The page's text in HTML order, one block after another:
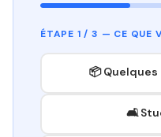
ÉTAPE 1 / 3 — CE QUE
📦
🛋️